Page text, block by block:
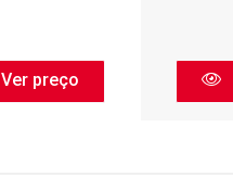
Ver preço